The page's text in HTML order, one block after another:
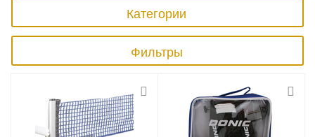
Категории
Фильтры